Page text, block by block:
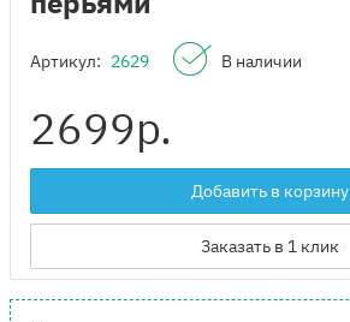
Артикул: 2629 В наличии
2699р.
Добавить в корзину
Заказать в 1 клик